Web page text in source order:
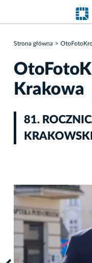
Strona główna
Krakowa
81.